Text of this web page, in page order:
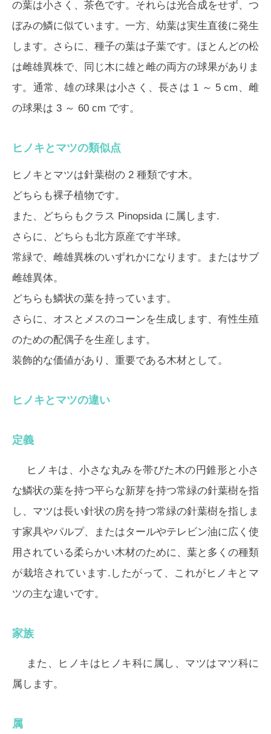
の葉は小さく、茶色です。それらは光合成をせず、つ
ぼみの鱗に似ています。一方、幼葉は実生直後に発生
します。さらに、種子の葉は子葉です。ほとんどの松
は雌雄異株で、同じ木に雄と雌の両方の球果がありま
す。通常、雄の球果は小さく、長さは 1 ～ 5 cm、雌
の球果は 3 ～ 60 cm です。
ヒノキとマツの類似点
ヒノキとマツは針葉樹の 2 種類です木。
どちらも裸子植物です。
また、どちらもクラス Pinopsida に属します.
さらに、どちらも北方原産です半球。
常緑で、雌雄異株のいずれかになります。またはサブ
雌雄異体。
どちらも鱗状の葉を持っています。
さらに、オスとメスのコーンを生成します、有性生殖
のための配偶子を生産します。
装飾的な価値があり、重要である木材として。
ヒノキとマツの違い
定義
ヒノキは、小さな丸みを帯びた木の円錐形と小さ
な鱗状の葉を持つ平らな新芽を持つ常緑の針葉樹を指
し、マツは長い針状の房を持つ常緑の針葉樹を指しま
す家具やパルプ、またはタールやテレビン油に広く使
用されている柔らかい木材のために、葉と多くの種類
が栽培されています.したがって、これがヒノキとマ
ツの主な違いです。
家族
また、ヒノキはヒノキ科に属し、マツはマツ科に
属します。
属